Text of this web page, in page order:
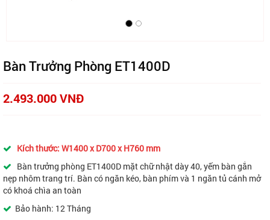
Bàn Trưởng Phòng ET1400D
2.493.000 VNĐ
Kích thước: W1400 x D700 x H760 mm
Bàn trưởng phòng ET1400D mặt chữ nhật dày 40, yếm bàn gắn
nẹp nhôm trang trí. Bàn có ngăn kéo, bàn phímvà 1 ngăn tủ cánh mở
có khoá chìa an toàn
Bảo hành: 12 Tháng